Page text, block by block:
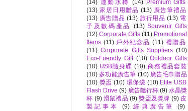
(14) 運動水樽 (14) Premium Gifts
(13) 家居日用贈品 (13) 廣告筆禮品
(13) 廣告贈品 (13) 旅行用品 (13) 電
子及數碼產品
(13) Souvenir Gifts
(12) Corporate Gifts (11) Promotional
Items (11) 戶外紀念品 (11) 禮贈品
(11) Corporate Gifts Suppliers (10)
Eco-Friendly Gift (10) Outdoor Gifts
(10) USB隨身碟 (10) 商務禮品套裝
(10) 多功能廣告筆 (10) 廣告毛巾贈品
(10) 獎盃 (10) 環保袋 (10) Elite USB
Flash Drive (9) 廣告隨行杯 (9) 水晶獎
杯 (9) 滑鼠禮品 (9) 獎盃及獎牌 (9) 皮
製記事本
(9) 經典廣告筆 (9)